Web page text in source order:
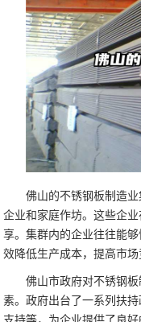
佛山的不锈钢板制造
企业和家庭作坊。这些企
享。集群内的企业往往能
效降低生产成本，提高市场
佛山市政府对不锈钢
素。政府出台了一系列扶